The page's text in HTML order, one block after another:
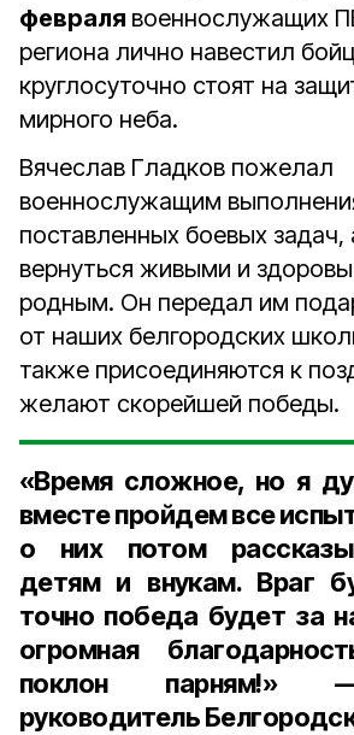
февраля военнослужащих
региона лично навестил
круглосуточно стоят на
мирного неба.
Вячеслав Гладков пожелал
военнослужащим
поставленных боевых задач,
вернуться живыми и
родным. Он передал им
от наших белгородских
также присоединяются к
желают скорейшей победы.
«Время сложное, но я
вместе пройдем все
о них потом
детям и внукам. Враг
точно победа будет за
огромная
поклон
руководитель